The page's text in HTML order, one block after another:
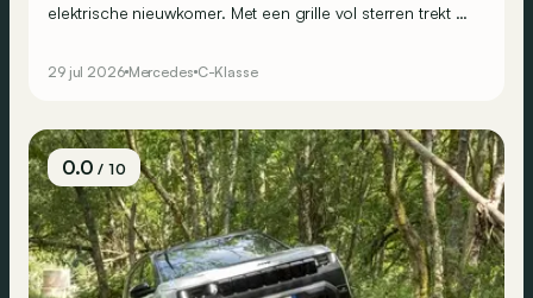
elektrische nieuwkomer. Met een grille vol sterren trekt hij
29 jul 2026 Mercedes C-Klasse
0.0/ 10